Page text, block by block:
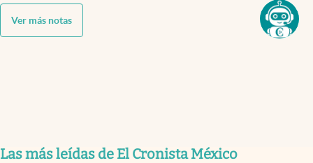
Ver más notas
Las más leídas de El Cronista México